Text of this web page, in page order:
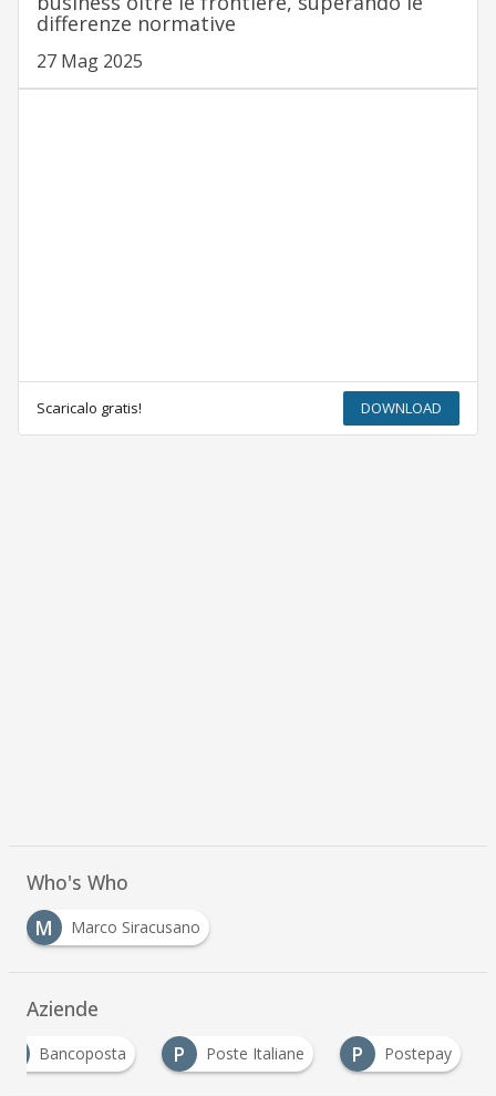
differenze normative
27 Mag 2025
Scaricalo gratis! DOWNLOAD
Who's Who
M
Marco Siracusano
Aziende
Bancoposta P Poste Italiane P Postepay